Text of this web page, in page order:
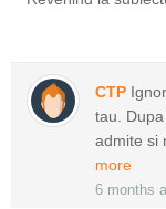
CTP
tau.
admite si
more
6 months